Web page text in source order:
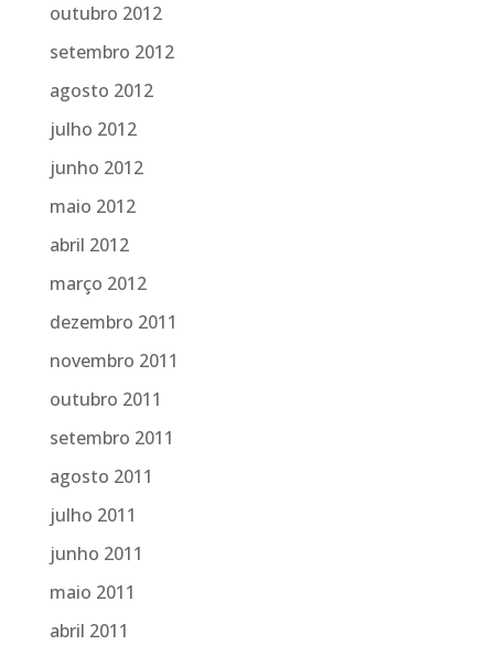
outubro 2012
setembro 2012
agosto 2012
julho 2012
junho 2012
maio 2012
abril 2012
março 2012
dezembro 2011
novembro 2011
outubro 2011
setembro 2011
agosto 2011
julho 2011
junho 2011
maio 2011
abril 2011